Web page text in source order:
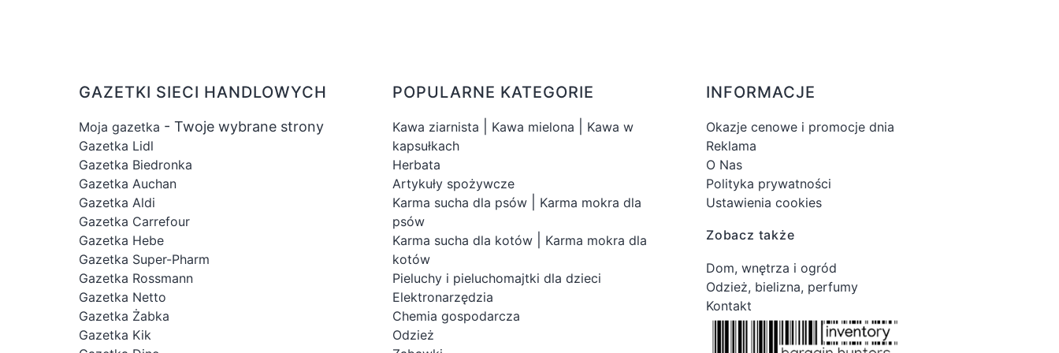
GAZETKI SIECI HANDLOWYCH
Moja gazetka - Twoje wybrane strony
Gazetka Lidl
Gazetka Biedronka
Gazetka Auchan
Gazetka Aldi
Gazetka Carrefour
Gazetka Hebe
Gazetka Super-Pharm
Gazetka Rossmann
Gazetka Netto
Gazetka Żabka
Gazetka Kik
POPULARNE KATEGORIE
Kawa ziarnista Kawa mielona
Kawa w
kapsułkach
Herbata
Artykuły spożywcze
Karma sucha dla psów
Karma mokra dla
psów
Karma sucha dla kotów
Karma mokra dla
kotów
Pieluchy i pieluchomajtki dla dzieci
Elektronarzędzia
Chemia gospodarcza
Odzież
INFORMACJE
Okazje cenowe i promocje dnia
Reklama
O Nas
Polityka prywatności
Ustawienia cookies
Zobacz także
Dom, wnętrza i ogród
Odzież, bielizna, perfumy
Kontakt